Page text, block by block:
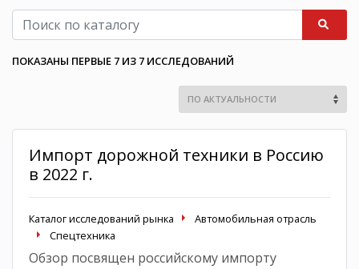
ПОКАЗАНЫ ПЕРВЫЕ 7 ИЗ 7 ИССЛЕДОВАНИЙ
Импорт дорожной техники в Россию
в 2022 г.
Каталог исследований рынка
Автомобильная отрасль
Спецтехника
Обзор посвящен российскому импорту